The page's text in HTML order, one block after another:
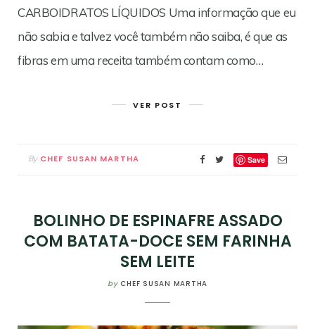
CARBOIDRATOS LÍQUIDOS Uma informação que eu
não sabia e talvez você também não saiba, é que as
fibras em uma receita também contam como…
VER POST
By CHEF SUSAN MARTHA Save
BOLINHO DE ESPINAFRE ASSADO
COM BATATA-DOCE SEM FARINHA
SEM LEITE
by CHEF SUSAN MARTHA